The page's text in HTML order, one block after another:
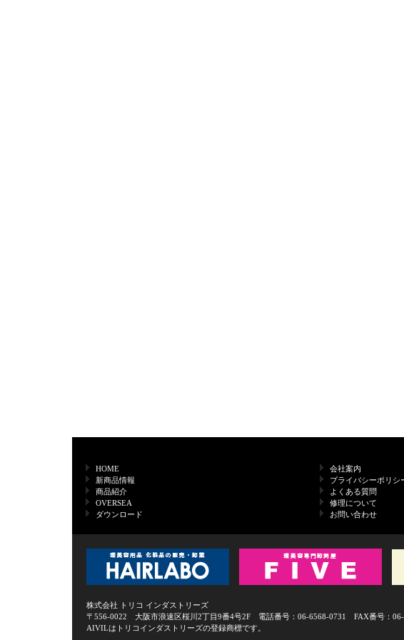
HOME
新商品情報
商品紹介
OVERSEA
ダウンロード
会社案内
プライバシーポリシ
よくある質問
修理について
お問い合わせ
株式会社 トリコ インダストリーズ
〒556-0022 大阪市浪速区桜川2丁目9番4号2F 電話番号：06-6568-0731 FAX番号：06-
AIVILはトリコインダストリーズの登録商標です。